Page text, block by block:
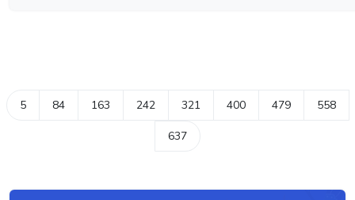
5 84 163 242 321 400 479 558
637